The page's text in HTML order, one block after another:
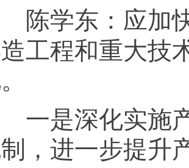
学东： 应加
工程和重大技
是深化实施产
，进一步提升